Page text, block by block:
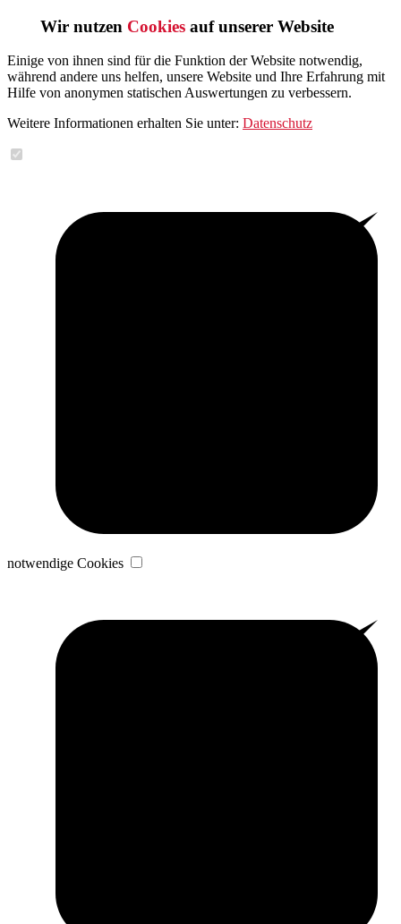
Wir nutzen Cookies auf unserer Website
Einige von ihnen sind für die Funktion der Website notwendig,
während andere uns helfen, unsere Website und Ihre Erfahrung mit
Hilfe von anonymen statischen Auswertungen zu verbessern.
Weitere Informationen erhalten Sie unter: Datenschutz
notwendige Cookies